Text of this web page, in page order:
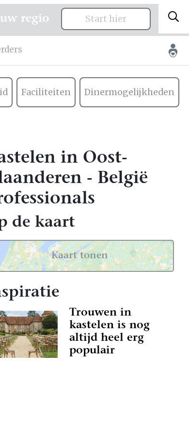
regio Start hier
Faciliteiten Dinermogelijkheden
in Oost-
- België
de kaart
Kaart tonen
Trouwen in
kastelen is nog
altijd heel erg
populair